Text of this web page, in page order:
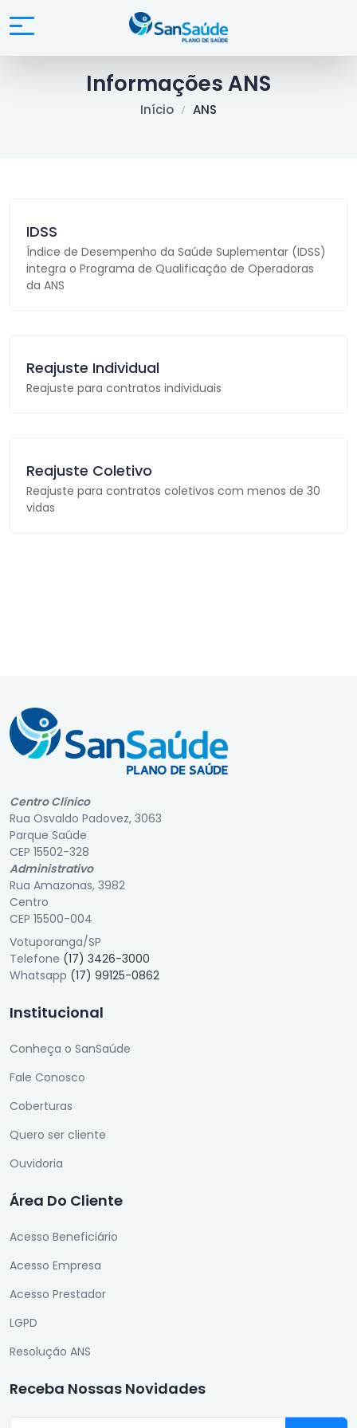
Informações ANS
Início ANS
IDSS
Índice de Desempenho da Saúde Suplementar (IDSS)
integra o Programa de Qualificação de Operadoras
da ANS
Reajuste Individual
Reajuste para contratos individuais
Reajuste Coletivo
Reajuste para contratos coletivos com menos de 30
vidas
Centro Clínico
Rua Osvaldo Padovez, 3063
Parque Saúde
CEP 15502-328
Administrativo
Rua Amazonas, 3982
Centro
CEP 15500-004
Votuporanga/SP
Telefone (17) 3426-3000
Whatsapp (17) 99125-0862
Institucional
Conheça o SanSaúde
Fale Conosco
Coberturas
Quero ser cliente
Ouvidoria
Área Do Cliente
Acesso Beneficiário
Acesso Empresa
Acesso Prestador
LGPD
Resolução ANS
Receba Nossas Novidades